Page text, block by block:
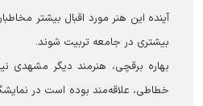
آینده این هنر مورد اقبال بیشتر
بیشتری در جامعه تربیت شوند.
بهاره برقچی، هنرمند دیگر مشهدی